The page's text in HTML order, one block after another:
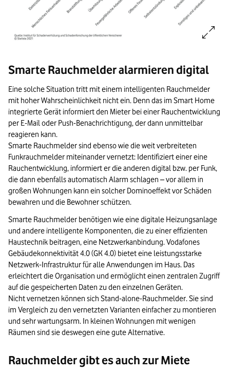
Verteilung der Brandursachen in Deutschland (2002–2020):
Zwischen 2002 und 2020 wurden Brandursachen in Deutschland
Quelle: Institut für Schadenverhütung und Schadenforschung,
Ende der Bildinformationen.
Smarte Rauchmelder alarmieren digital
Eine solche Situation tritt mit einem intelligenten Rauchmelder
mit hoher Wahrscheinlichkeit nicht ein. Denn das im Smart Home
integrierte Gerät informiert den Mieter bei einer Rauchentwicklung
per E-Mail oder Push-Benachrichtigung, der dann unmittelbar
reagieren kann.
Smarte Rauchmelder sind ebenso wie die weit verbreiteten
Funkrauchmelder miteinander vernetzt: Identifiziert einer eine
Rauchentwicklung, informiert er die anderen digital bzw. per Funk,
die dann ebenfalls automatisch Alarm schlagen – vor allem in
großen Wohnungen kann ein solcher Dominoeffekt vor Schäden
bewahren und die Bewohner schützen.
Smarte Rauchmelder benötigen wie eine digitale Heizungsanlage
und andere intelligente Komponenten, die zu einer effizienten
Haustechnik beitragen, eine Netzwerkanbindung. Vodafones
Gebäudekonnektivität 4.0 (GK 4.0) bietet eine leistungsstarke
Netzwerk-Infrastruktur für alle Anwendungen im Haus. Das
erleichtert die Organisation und ermöglicht einen zentralen Zugriff
auf die gespeicherten Daten zu den einzelnen Geräten.
Nicht vernetzen können sich Stand-alone-Rauchmelder. Sie sind
im Vergleich zu den vernetzten Varianten einfacher zu montieren
und sehr wartungsarm. In kleinen Wohnungen mit wenigen
Räumen sind sie deswegen eine gute Alternative.
Rauchmelder gibt es auch zur Miete